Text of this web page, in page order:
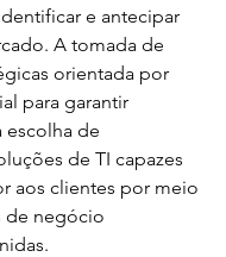
e antecipar
A tomada de
orientada por
para garantir
escolha de
de TI capazes
aos clientes por meio
de negócio